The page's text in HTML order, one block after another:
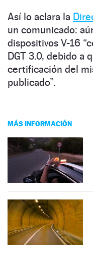
Así lo aclara la
un comunicado:
dispositivos V-16
DGT 3.0, debido a
certificación del
publicado”.
MÁS INFORMACIÓN